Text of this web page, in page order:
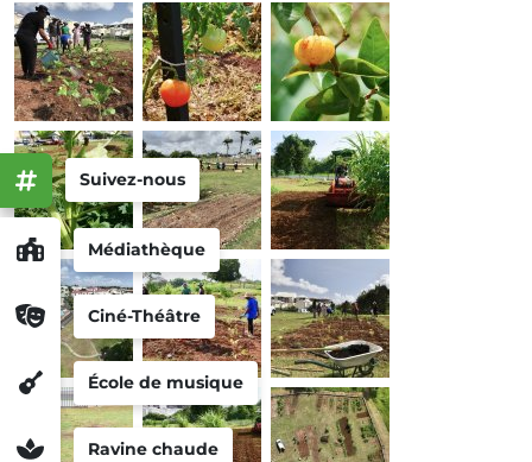
Médiathèque
Ciné-Théâtre
École de musique
Ravine chaude
Suivez-nous